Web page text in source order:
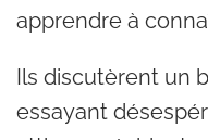
apprendre à
Ils discutèrent un
essayant